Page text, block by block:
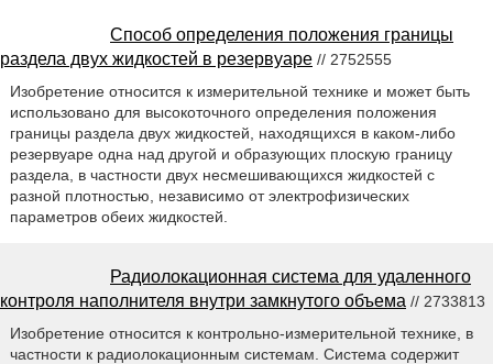
Способ определения положения границы
раздела двух жидкостей в резервуаре // 2752555
Изобретение относится к измерительной технике и может быть
использовано для высокоточного определения положения
границы раздела двух жидкостей, находящихся в каком-либо
резервуаре одна над другой и образующих плоскую границу
раздела, в частности двух несмешивающихся жидкостей с
разной плотностью, независимо от электрофизических
параметров обеих жидкостей.
Радиолокационная система для удаленного
контроля наполнителя внутри замкнутого объема // 2733813
Изобретение относится к контрольно-измерительной технике, в
частности к радиолокационным системам. Система содержит